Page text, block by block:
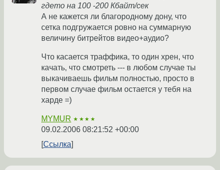
гдето на 100 -200 Кбайт/сек
А не кажется ли благородному дону, что
сетка подгружается ровно на суммарную
величину битрейтов видео+аудио?
Что касается траффика, то один хрен, что
качать, что смотреть --- в любом случае ты
выкачиваешь фильм полностью, просто в
первом случае фильм остается у тебя на
харде =)
MYMUR ★★★★
09.02.2006 08:21:52 +00:00
Ссылка